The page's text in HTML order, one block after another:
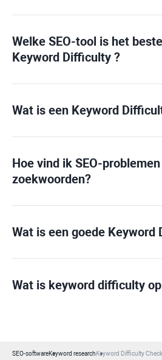
Welke SEO-tool is het
Keyword Difficulty ?
Wat is een Keyword
Hoe vind ik SEO-
zoekwoorden?
Wat is een goede Keyword
Wat is keyword difficulty
SEO-softwareKeyword researchKeyword Difficulty